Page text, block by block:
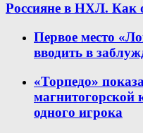
Россияне в НХЛ. Как
Первое место
вводить в
«Торпедо»
магнитогорской
одного игрока